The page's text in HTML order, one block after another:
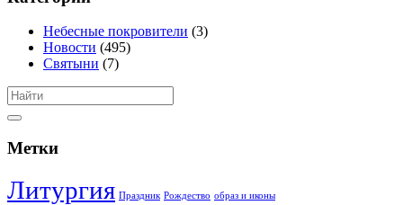
Небесные покровители (3)
Новости (495)
Святыни (7)
Метки
Литургия Праздник Рождество образ и иконы